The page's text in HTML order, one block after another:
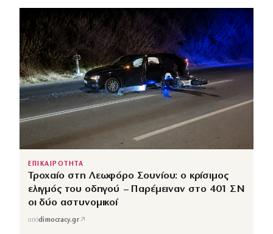
ΕΠΙΚΑΙΡΟΤΗΤΑ
Τροχαίο στη Λεωφόρο Σουνίου: ο κρίσιμος
ελιγμός του οδηγού – Παρέμειναν στο 401 ΣΝ
οι δύο αστυνομικοί
απόdimocracy.gr↗